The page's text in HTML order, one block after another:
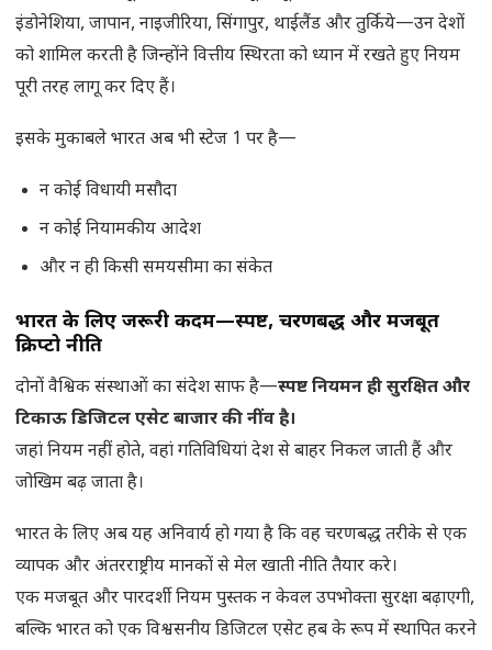
इंडोनेशिया, जापान, नाइजीरिया, सिंगापुर, थाईलैंड और तुर्किये—उन देशों
को शामिल करती है जिन्होंने वित्तीय स्थिरता को ध्यान में रखते हुए नियम
पूरी तरह लागू कर दिए हैं।
इसके मुकाबले भारत अब भी स्टेज 1 पर है—
न कोई विधायी मसौदा
न कोई नियामकीय आदेश
और न ही किसी समयसीमा का संकेत
भारत के लिए जरूरी कदम—स्पष्ट, चरणबद्ध और मजबूत
क्रिप्टो नीति
दोनों वैश्विक संस्थाओं का संदेश साफ है—स्पष्ट नियमन ही सुरक्षित और
टिकाऊ डिजिटल एसेट बाजार की नींव है।
जहां नियम नहीं होते, वहां गतिविधियां देश से बाहर निकल जाती हैं और
जोखिम बढ़ जाता है।
भारत के लिए अब यह अनिवार्य हो गया है कि वह चरणबद्ध तरीके से एक
व्यापक और अंतरराष्ट्रीय मानकों से मेल खाती नीति तैयार करे।
एक मजबूत और पारदर्शी नियम पुस्तक न केवल उपभोक्ता सुरक्षा बढ़ाएगी,
बल्कि भारत को एक विश्वसनीय डिजिटल एसेट हब के रूप में स्थापित करने